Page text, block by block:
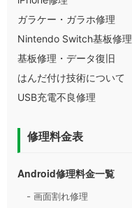
ガラケー・ガラホ修理
Nintendo Switch基板修理
基板修理・データ復旧
はんだ付け技術について
USB充電不良修理
修理料金表
Android修理料金一覧
- 画面割れ修理